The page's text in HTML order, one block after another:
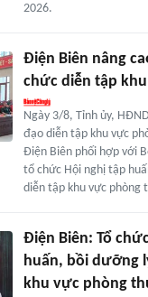
2026.
Điện Biên nâng
chức diễn tập
Ngày 3/8, Tỉnh ủy,
đạo diễn tập khu vực
Điện Biên phối hợp với
tổ chức Hội nghị tập
diễn tập khu vực phòng
Điện Biên: Tổ
huấn, bồi dưỡng
khu vực phòng